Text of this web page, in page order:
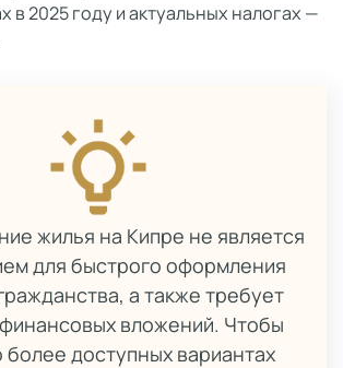
в 2025 году и актуальных налогах —
жилья на Кипре не является
для быстрого оформления
а также требует
вложений. Чтобы
более доступных вариантах